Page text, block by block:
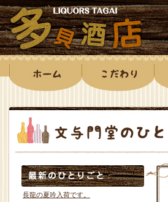
長龍の夏吟入荷です。